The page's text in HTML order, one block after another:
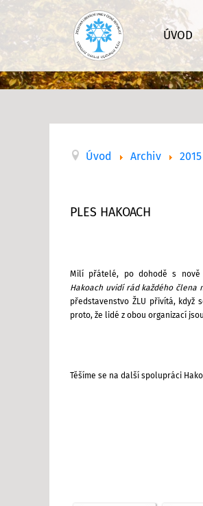
ÚVOD
Úvod Archiv 2015
PLES HAKOACH
Milí přátelé, po dohodě s nově
Hakoach uvidí rád každého člena
představenstvo ŽLU přivítá, když
proto, že lidé z obou organizací
Těšíme se na další spolupráci